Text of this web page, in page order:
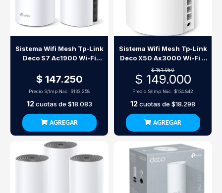
Sistema Wifi Mesh Tp-Link
Deco S7 Ac1900 Wi-Fi
$ 147.250
Precio S/Imp.Nac. $133.258
12cuotas de $18.083
AGREGAR
Sistema Wifi Mesh Tp-Link
Deco X50 Ax3000 Wi-Fi 6
(Pack X1)
$ 151.050
$ 149.000
Precio S/Imp.Nac. $134.842
12cuotas de $18.298
AGREGAR